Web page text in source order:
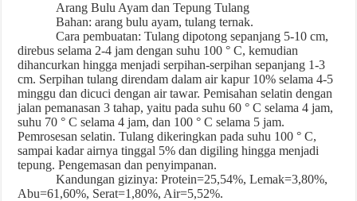
Arang Bulu Ayam dan Tepung Tulang
Bahan: arang bulu ayam, tulang ternak.
Cara pembuatan: Tulang dipotong sepanjang 5-10 cm,
direbus selama 2-4 jam dengan suhu 100 ° C, kemudian
dihancurkan hingga menjadi serpihan-serpihan sepanjang 1-3
cm. Serpihan tulang direndam dalam air kapur 10% selama 4-5
minggu dan dicuci dengan air tawar. Pemisahan selatin dengan
jalan pemanasan 3 tahap, yaitu pada suhu 60 ° C selama 4 jam,
suhu 70 ° C selama 4 jam, dan 100 ° C selama 5 jam.
Pemrosesan selatin. Tulang dikeringkan pada suhu 100 ° C,
sampai kadar airnya tinggal 5% dan digiling hingga menjadi
tepung. Pengemasan dan penyimpanan.
Kandungan gizinya: Protein=25,54%, Lemak=3,80%,
Abu=61,60%, Serat=1,80%, Air=5,52%.